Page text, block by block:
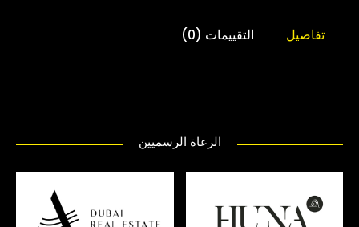
تفاصيل التقييمات (0)
الرعاة الرسميين